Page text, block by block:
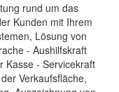
rund um das
Kunden mit Ihrem
Lösung von
- Aushilfskraft
Kasse - Servicekraft
Verkaufsfläche,